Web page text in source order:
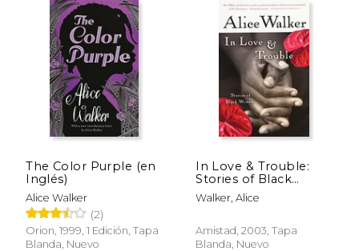
15%
dcto. $ 25.46
15%
dcto.
The Color Purple (en
Inglés)
Alice Walker
(2)
Orion, 1999, 1 Edición, Tapa
Blanda, Nuevo
In Love & Trouble:
Stories of Black
Women (en Inglés)
Walker, Alice
Amistad, 2003, Tapa
Blanda, Nuevo